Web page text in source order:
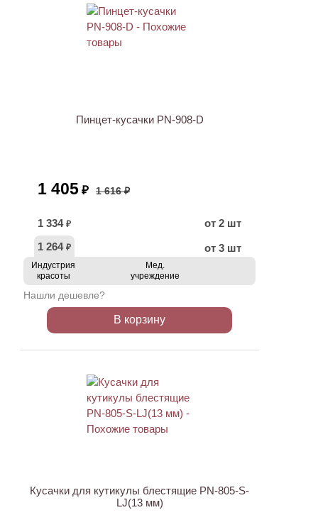
Пинцет-кусачки PN-908-D
1 405 ₽ 1 616 ₽
1 334 ₽
от 2 шт
1 264 ₽ от 3 шт
Индустрия
красоты
Мед.
учреждение
Нашли дешевле?
В корзину
Кусачки для кутикулы блестящие PN-805-S-
LJ(13 мм)